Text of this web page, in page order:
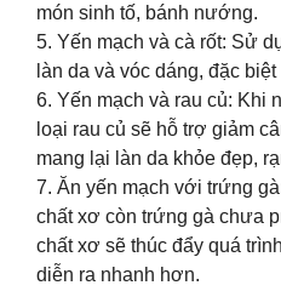
món sinh tố, bánh nướng.
5. Yến mạch và cà rốt: Sử
làn da và vóc dáng, đặc
6. Yến mạch và rau củ: Khi
loại rau củ sẽ hỗ trợ giảm
mang lại làn da khỏe đẹp,
7. Ăn yến mạch với trứng
chất xơ còn trứng gà chưa
chất xơ sẽ thúc đẩy quá
diễn ra nhanh hơn.